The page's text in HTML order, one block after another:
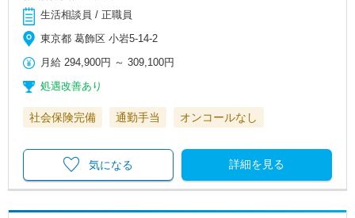
生活相談員 / 正職員
東京都 葛飾区 小岩5-14-2
月給 294,900円 ～309,100円
処遇改善あり
社会保険完備 通勤手当 オンコールなし
詳細を見る
気になる